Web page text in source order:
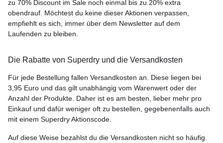
zu 70% Discount im Sale noch einmal bis zu 20% extra
obendrauf. Möchtest du keine dieser Aktionen verpassen,
empfiehlt es sich, immer über dem Newsletter auf dem
Laufenden zu bleiben.
Die Rabatte von Superdry und die Versandkosten
Für jede Bestellung fallen Versandkosten an. Diese liegen bei
3,95 Euro und das gilt unabhängig vom Warenwert oder der
Anzahl der Produkte. Daher ist es am besten, lieber mehr pro
Einkauf und dafür weniger oft zu bestellen, gegebenenfalls auch
mit einem Superdry Aktionscode.
Auf diese Weise bezahlst du die Versandkosten nicht so häufig.